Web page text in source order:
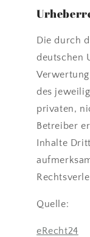
Die durch
deutschen
des
privaten,
Betreiber
Inhalte
Quelle:
eRecht24